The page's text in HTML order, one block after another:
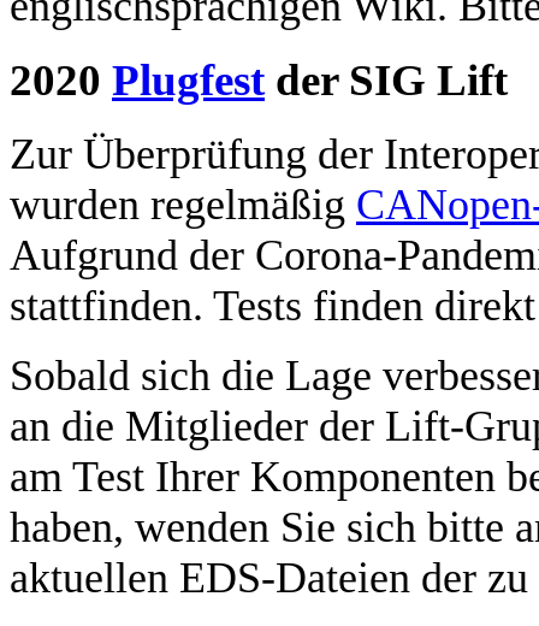
2020 Plugfestder SIG Lift
Zur Überprüfung der
wurden regelmäßig
Aufgrund der Corona-
stattfinden. Tests finden
Sobald sich die Lage
an die Mitglieder der Lift-
am Test Ihrer Komponenten
haben, wenden Sie sich bitte
aktuellen EDS-Dateien der